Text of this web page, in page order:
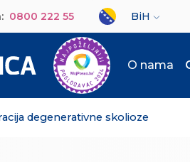
0800 222 55
Select your
BiH
O nama
degenerativne skolioze